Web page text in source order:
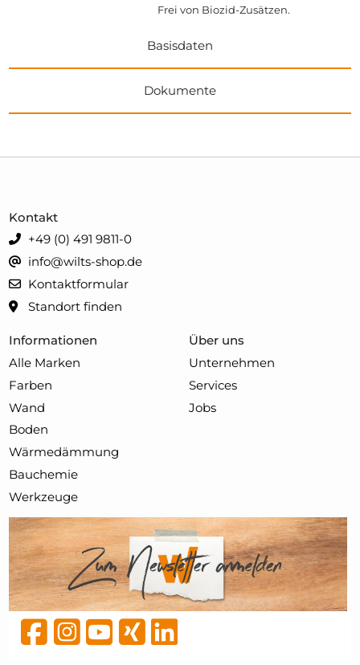
Frei von Biozid-Zusätzen.
Basisdaten
Dokumente
Informationen
Alle Marken
Farben
Wand
Boden
Wärmedämmung
Bauchemie
Werkzeuge
Über uns
Unternehmen
Services
Jobs
Kontakt
+49 (0) 491 9811-0
info@wilts-shop.de
Kontaktformular
Standort finden